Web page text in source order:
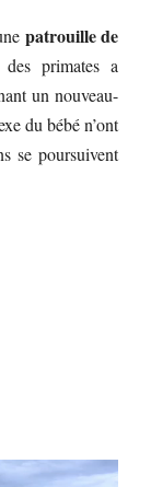
patrouille de
primates a
un nouveau-
du bébé n’ont
se poursuivent